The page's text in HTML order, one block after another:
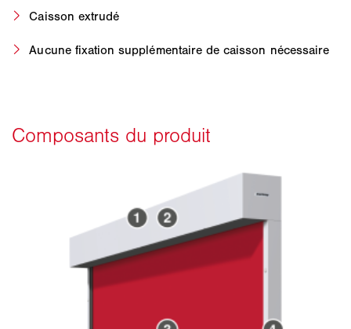
Caisson extrudé
Aucune fixation supplémentaire de caisson nécessaire